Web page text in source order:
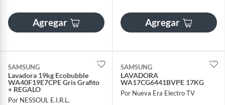
Agregar Agregar
SAMSUNG
Lavadora 19kg Ecobubble
WA40F19E7CPE Gris Grafito
+ REGALO
Por NESSOUL E.I.R.L.
SAMSUNG
LAVADORA
WA17CG6441BVPE 17KG
Por Nueva Era Electro TV